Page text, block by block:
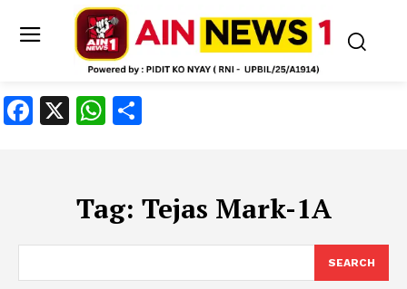
Facebook
X WhatsApp
Tag: Tejas Mark-1A
SEARCH